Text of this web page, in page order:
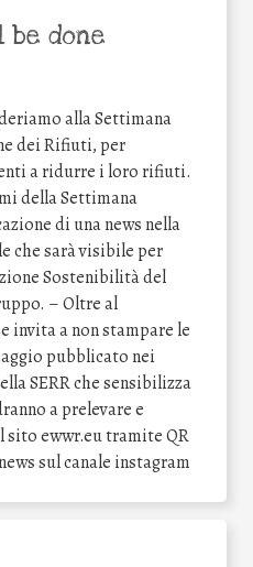
be done
alla Settimana
dei Rifiuti, per
a ridurre i loro rifiuti.
della Settimana
di una news nella
che sarà visibile per
Sostenibilità del
– Oltre al
invita a non stampare le
pubblicato nei
SERR che sensibilizza
a prelevare e
ewwr.eu tramite QR
sul canale instagram